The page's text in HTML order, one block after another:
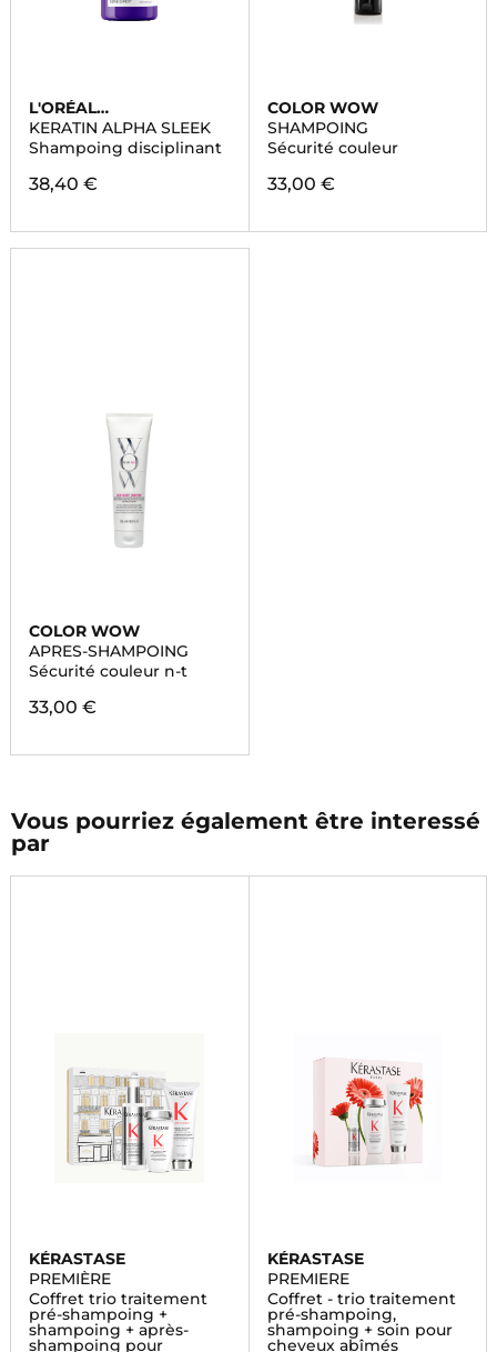
L'ORÉAL
PROFESSIONNEL
KERATIN ALPHA SLEEK
Shampoing disciplinant
38,40 €
COLOR WOW
SHAMPOING
Sécurité couleur
33,00 €
COLOR WOW
APRES-SHAMPOING
Sécurité couleur n-t
33,00 €
Vous pourriez également être interessé
par
KÉRASTASE
PREMIÈRE
Coffret trio traitement
pré-shampoing +
shampoing + après-
shampoing pour
KÉRASTASE
PREMIERE
Coffret - trio traitement
pré-shampoing,
shampoing + soin pour
cheveux abîmés